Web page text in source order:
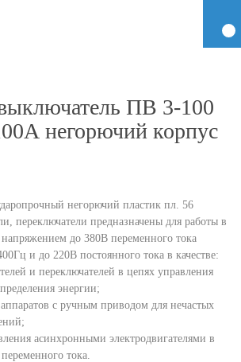
ПВ 3-100
негорючий корпус
негорючий пластик пл. 56
переключатели предназначены для работы в
напряжением до 380В переменного тока
и до 220В постоянного тока в качестве:
и переключателей в цепях управления
энергии;
с ручным приводом для нечастых
асинхронными электродвигателями в
тока.